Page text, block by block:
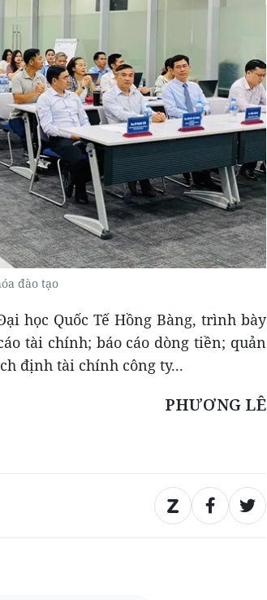
đào tạo
học Quốc Tế Hồng Bàng, trình bày
tài chính; báo cáo dòng tiền; quản
định tài chính công ty...
PHƯƠNG LÊ